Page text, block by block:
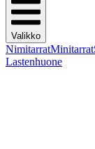
Valikko
NimitarratMinitarrat
Lastenhuone